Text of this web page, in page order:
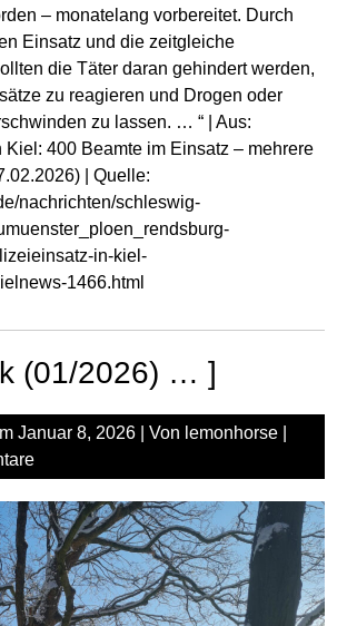
– monatelang vorbereitet. Durch
Einsatz und die zeitgleiche
die Täter daran gehindert werden,
zu reagieren und Drogen oder
zu lassen. … “ | Aus:
Kiel: 400 Beamte im Einsatz – mehrere
| Quelle:
nachrichten/schleswig-
in-kiel-
1466.html
(01/2026) … ]
Januar 8, 2026 | Von lemonhorse